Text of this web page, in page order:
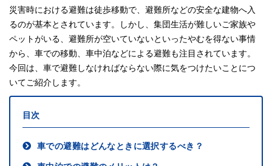
災害時における避難は徒歩移動で、避難所などの安全な建物へ入
るのが基本とされています。しかし、集団生活が難しいご家族や
ペットがいる、避難所が空いていないといったやむを得ない事情
から、車での移動、車中泊などによる避難も注目されています。
今回は、車で避難しなければならない際に気をつけたいことにつ
いてご紹介します。
目次
車での避難はどんなときに選択するべき？